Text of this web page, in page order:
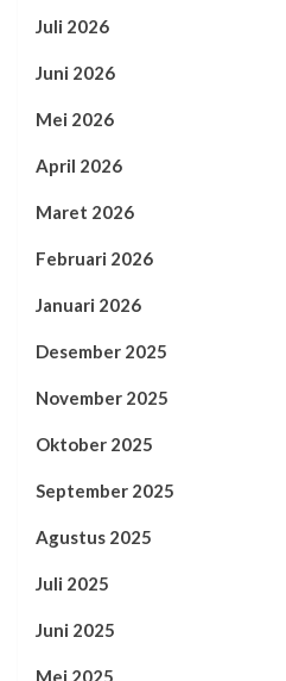
Juli 2026
Juni 2026
Mei 2026
April 2026
Maret 2026
Februari 2026
Januari 2026
Desember 2025
November 2025
Oktober 2025
September 2025
Agustus 2025
Juli 2025
Juni 2025
Mei 2025